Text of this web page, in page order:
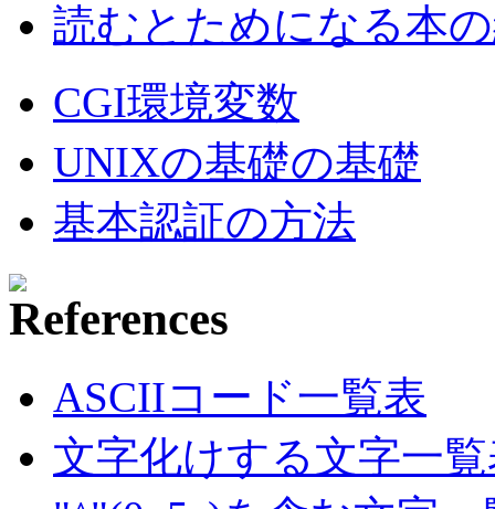
読むとためになる本
CGI環境変数
UNIXの基礎の基礎
基本認証の方法
ASCIIコード一覧表
文字化けする文字一